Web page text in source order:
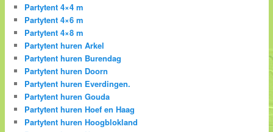
Partytent 4×4 m
Partytent 4×6 m
Partytent 4×8 m
Partytent huren Arkel
Partytent huren Burendag
Partytent huren Doorn
Partytent huren Everdingen.
Partytent huren Gouda
Partytent huren Hoef en Haag
Partytent huren Hoogblokland